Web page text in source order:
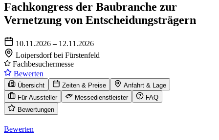
Fachkongress der Baubranche zur
Vernetzung von Entscheidungsträgern
10.11.2026 – 12.11.2026
Loipersdorf bei Fürstenfeld
Fachbesuchermesse
Bewerten
Übersicht Zeiten & Preise
Anfahrt & Lage
Für Aussteller
Messedienstleister
FAQ
Bewertungen
Bewerten